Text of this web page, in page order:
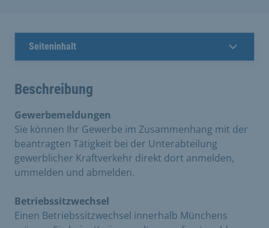
Seiteninhalt
Beschreibung
Gewerbemeldungen
Sie können Ihr Gewerbe im Zusammenhang mit der
beantragten Tätigkeit bei der Unterabteilung
gewerblicher Kraftverkehr direkt dort anmelden,
ummelden und abmelden.
Betriebssitzwechsel
Einen Betriebssitzwechsel innerhalb Münchens